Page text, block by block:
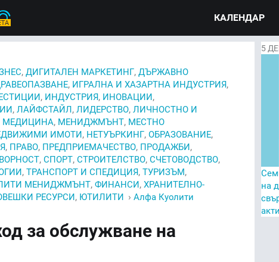
КАЛЕНДАР
, ДИГИТАЛЕН МАРКЕТИНГ, ДЪРЖАВНО
, ИГРАЛНА И ХАЗАРТНА ИНДУСТРИЯ,
, ИНДУСТРИЯ, ИНОВАЦИИ,
, ЛАЙФСТАЙЛ, ЛИДЕРСТВО, ЛИЧНОСТНО И
МЕДИЦИНА, МЕНИДЖМЪНТ, МЕСТНО
ИМОТИ, НЕТУЪРКИНГ, ОБРАЗОВАНИЕ,
, ПРАВО, ПРЕДПРИЕМАЧЕСТВО, ПРОДАЖБИ,
, СПОРТ, СТРОИТЕЛСТВО, СЧЕТОВОДСТВО,
, ТРАНСПОРТ И СПЕДИЦИЯ, ТУРИЗЪМ,
МЕНИДЖМЪНТ, ФИНАНСИ, ХРАНИТЕЛНО-
РЕСУРСИ, ЮТИЛИТИ › Алфа Куолити
за обслужване на
5
на